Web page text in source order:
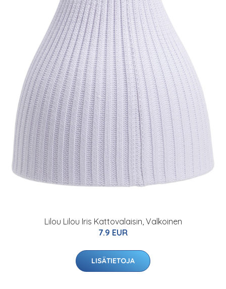
Lilou Lilou Iris Kattovalaisin, Valkoinen
7.9 EUR
LISÄTIETOJA